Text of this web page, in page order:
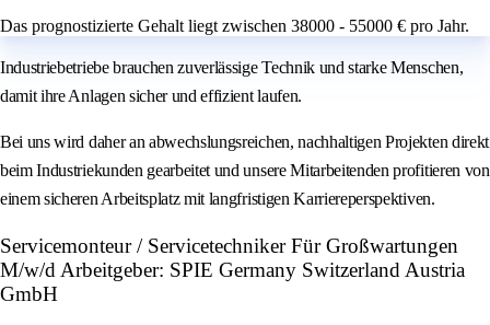
Das prognostizierte Gehalt liegt zwischen 38000 - 55000 € pro Jahr.
Industriebetriebe brauchen zuverlässige Technik und starke Menschen,
damit ihre Anlagen sicher und effizient laufen.
Bei uns wird daher an abwechslungsreichen, nachhaltigen Projekten direkt
beim Industriekunden gearbeitet und unsere Mitarbeitenden profitieren von
einem sicheren Arbeitsplatz mit langfristigen Karriereperspektiven.
Servicemonteur / Servicetechniker Für Großwartungen
M/w/d Arbeitgeber: SPIE Germany Switzerland Austria
GmbH